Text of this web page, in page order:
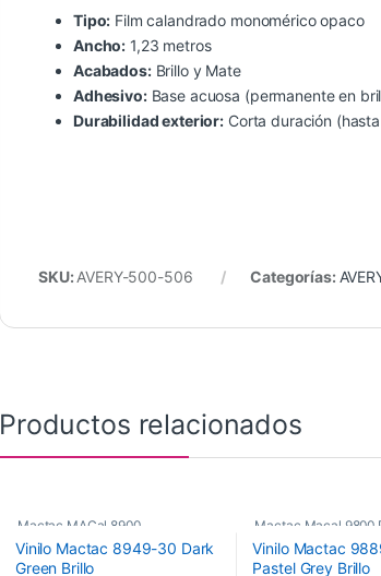
Tipo: Film calandrado monomérico opaco
Ancho: 1,23 metros
Acabados:Brillo y Mate
Adhesivo:Base acuosa (permanente en
Durabilidad exterior: Corta duración
SKU:AVERY-500-506 Categorías:
Productos relacionados
Mactac MACal 8900
Monoméricos, Vinilos De Corte
Vinilo Mactac 8949-30 Dark
Green Brillo
Mactac Macal 9800
Poliméricos ,Vinilos
Vinilo Mactac
Pastel Grey Brillo